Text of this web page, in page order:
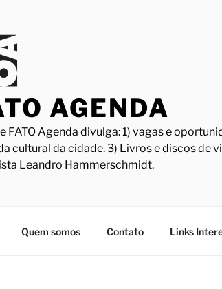
AGENDA
FATO Agenda divulga: 1) vagas e
cultural da cidade. 3) Livros e discos de
Leandro Hammerschmidt.
Quem somos Contato Links